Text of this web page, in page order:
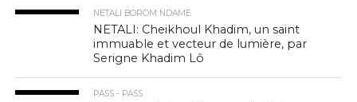
NETALI BOROM NDAME
NETALI: Cheikhoul Khadim, un saint
immuable et vecteur de lumière, par
Serigne Khadim Lô
PASS - PASS